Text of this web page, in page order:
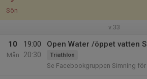
Sön
v.33
10
Mån
19:00
20:30
Open Water /öppet vatten
Triathlon
Se Facebookgruppen Simning för